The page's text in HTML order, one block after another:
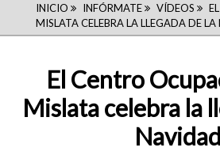
INICIO INFÓRMATE VÍDEOS
MISLATA CELEBRA LA LLEGADA DE
El Centro
Mislata celebra la
Navidad